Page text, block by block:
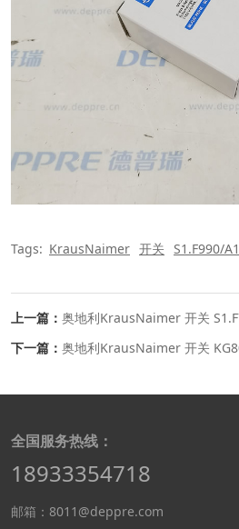
Tags: KrausNaimer 开关 S1.F990/
上一篇： 奥地利KrausNaimer 开关
下一篇： 奥地利KrausNaimer 开关
全国服务热线：
18933354718
邮箱：8011@deppre.com